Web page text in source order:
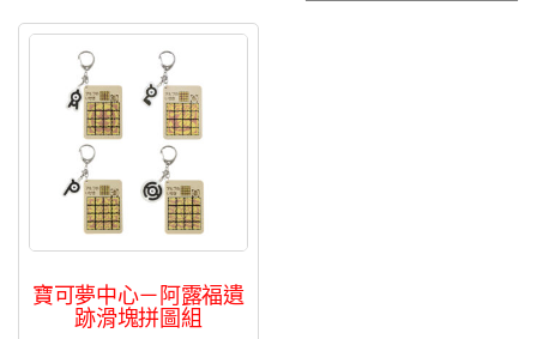
寶可夢中心－阿露福遺
跡滑塊拼圖組